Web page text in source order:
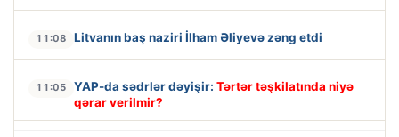
11:08 Litvanın baş naziri İlham Əliyevə zəng etdi
11:05 YAP-da sədrlər dəyişir: Tərtər təşkilatında niyə
qərar verilmir?